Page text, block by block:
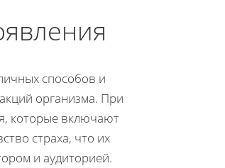
способов и
организма. При
которые включают
страха, что их
и аудиторией.